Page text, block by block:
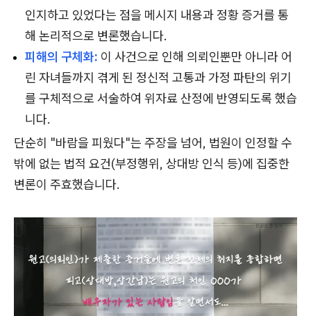
인지하고 있었다는 점을 메시지 내용과 정황 증거를 통
해 논리적으로 변론했습니다.
피해의 구체화: 이 사건으로 인해 의뢰인뿐만 아니라 어
린 자녀들까지 겪게 된 정신적 고통과 가정 파탄의 위기
를 구체적으로 서술하여 위자료 산정에 반영되도록 했습
니다.
단순히 "바람을 피웠다"는 주장을 넘어, 법원이 인정할 수
밖에 없는 법적 요건(부정행위, 상대방 인식 등)에 집중한
변론이 주효했습니다.